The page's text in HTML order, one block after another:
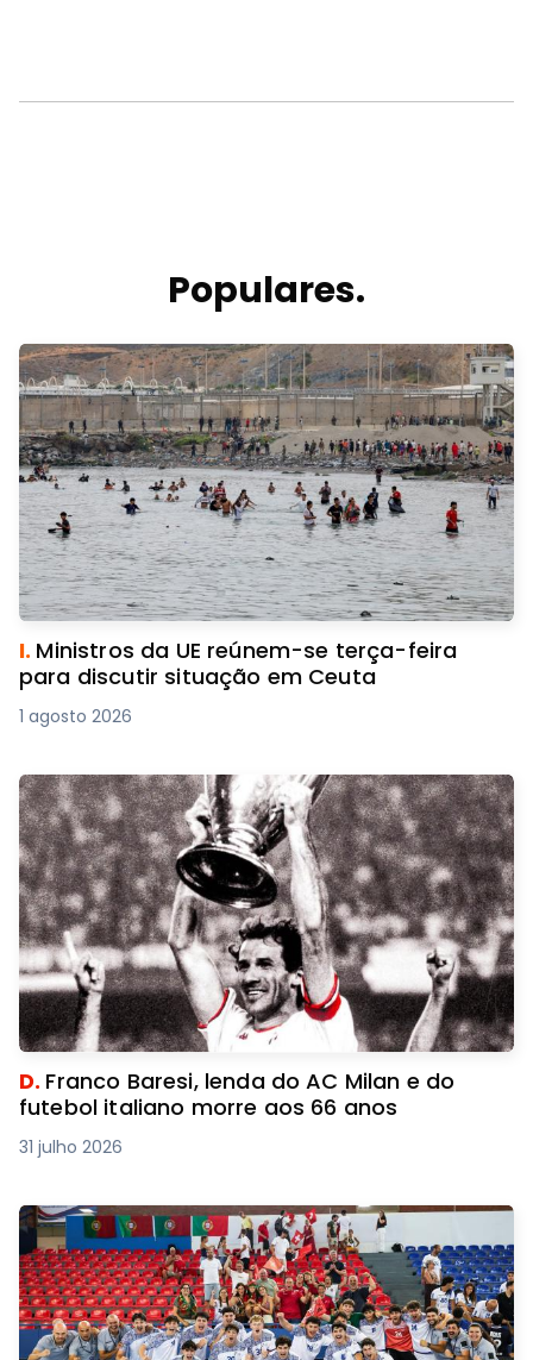
Populares.
I. Ministros da UE reúnem-se terça-feira
para discutir situação em Ceuta
1 agosto 2026
D. Franco Baresi, lenda do AC Milan e do
futebol italiano morre aos 66 anos
31 julho 2026